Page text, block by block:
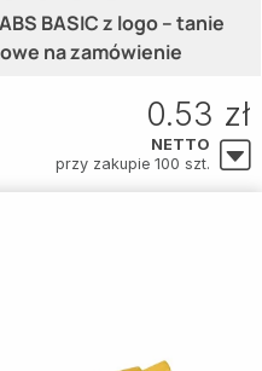
BASIC z logo – tanie
na zamówienie
0.53 zł
NETTO
przy zakupie 100 szt.